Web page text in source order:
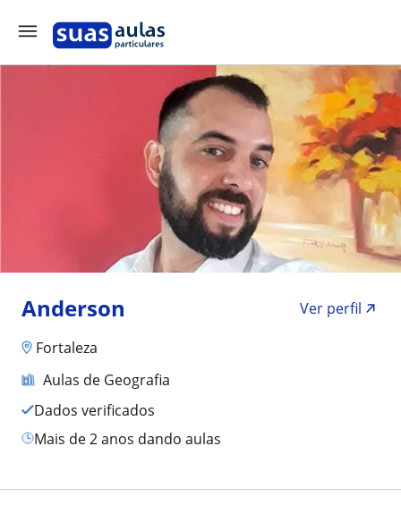
Anderson
Ver perfil
Fortaleza
Aulas de Geografia
Dados verificados
mais de 2 anos dando aulas